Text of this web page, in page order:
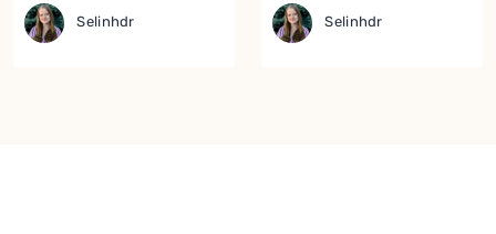
Selinhdr Selinhdr